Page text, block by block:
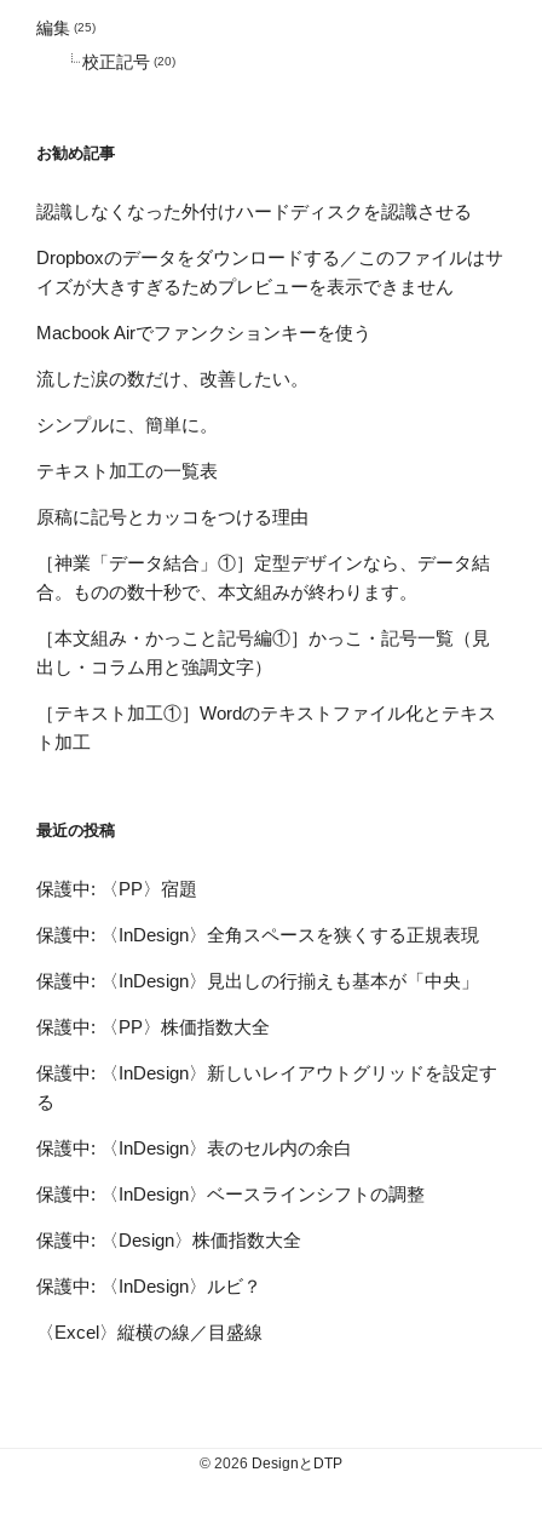
編集 (25)
校正記号 (20)
お勧め記事
認識しなくなった外付けハードディスクを認識させる
Dropboxのデータをダウンロードする／このファイルはサ
イズが大きすぎるためプレビューを表示できません
Macbook Airでファンクションキーを使う
流した涙の数だけ、改善したい。
シンプルに、簡単に。
テキスト加工の一覧表
原稿に記号とカッコをつける理由
［神業「データ結合」①］定型デザインなら、データ結
合。ものの数十秒で、本文組みが終わります。
［本文組み・かっこと記号編①］かっこ・記号一覧（見
出し・コラム用と強調文字）
［テキスト加工①］Wordのテキストファイル化とテキス
ト加工
最近の投稿
保護中: 〈PP〉宿題
保護中: 〈InDesign〉全角スペースを狭くする正規表現
保護中: 〈InDesign〉見出しの行揃えも基本が「中央」
保護中: 〈PP〉株価指数大全
保護中: 〈InDesign〉新しいレイアウトグリッドを設定す
る
保護中: 〈InDesign〉表のセル内の余白
保護中: 〈InDesign〉ベースラインシフトの調整
保護中: 〈Design〉株価指数大全
保護中: 〈InDesign〉ルビ？
〈Excel〉縦横の線／目盛線
© 2026 DesignとDTP